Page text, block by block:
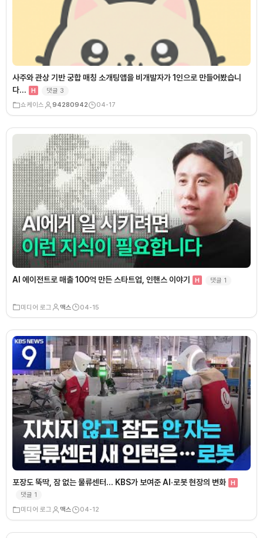
사주와 관상 기반 궁합 매칭 소개팅앱을 비개발자가 1인으로 만들어봤습니
다…
H 댓글 3
쇼케이스
94280942 04-17
AI 에이전트로 매출 100억 만든 스타트업, 인핸스 이야기 H 댓글 1
미디어 로그 맥스 04-15
포장도 뚝딱, 잠 없는 물류센터… KBS가 보여준 AI·로봇 현장의 변화 H
댓글 1
미디어 로그
맥스 04-12